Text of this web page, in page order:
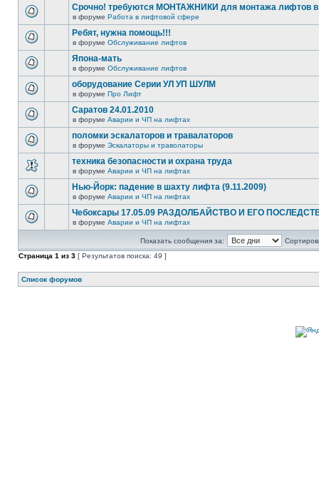
Срочно! требуются МОНТАЖНИКИ для монтажа лифтов в
в форуме Работа в лифтовой сфере
Ребят, нужна помощь!!!
в форуме Обслуживание лифтов
Япона-мать
в форуме Обслуживание лифтов
оборудование Серии УЛ УП ШУЛМ
в форуме Про Лифт
Саратов 24.01.2010
в форуме Аварии и ЧП на лифтах
поломки эскалаторов и травалаторов
в форуме Эскалаторы и траволаторы
техника безопасности и охрана труда
в форуме Аварии и ЧП на лифтах
Нью-Йорк: падение в шахту лифта (9.11.2009)
в форуме Аварии и ЧП на лифтах
Чебоксары 17.05.09 РАЗДОЛБАЙСТВО И ЕГО
в форуме Аварии и ЧП на лифтах
Показать сообщения за:
Страница 1 из 3 [ Результатов поиска: 49 ]
Список форумов